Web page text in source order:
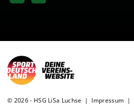
© 2026 - HSG LiSa Luchse | Impressum |